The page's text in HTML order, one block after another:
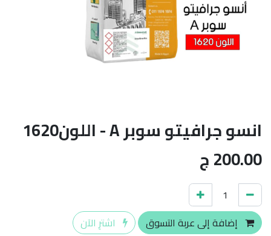
انسو جرافيتو سوبر A - اللون1620
200.00ج
إضافة إلى عربة التسوق اشترِ الآن